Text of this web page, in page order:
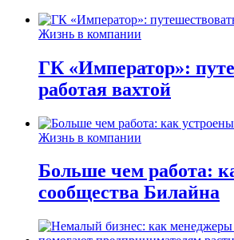
Жизнь в компании
ГК «Император»:
работая вахтой
Жизнь в компании
Больше чем работа:
сообщества Билайна